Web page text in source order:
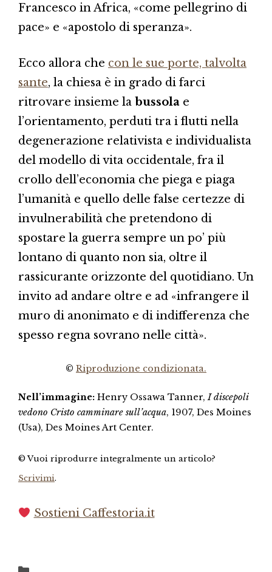
Francesco in Africa, «come pellegrino di
pace» e «apostolo di speranza».
Ecco allora che con le sue porte, talvolta
sante, la chiesa è in grado di farci
ritrovare insieme la bussola e
l’orientamento, perduti tra i flutti nella
degenerazione relativista e individualista
del modello di vita occidentale, fra il
crollo dell’economia che piega e piaga
l’umanità e quello delle false certezze di
invulnerabilità che pretendono di
spostare la guerra sempre un po’ più
lontano di quanto non sia, oltre il
rassicurante orizzonte del quotidiano. Un
invito ad andare oltre e ad «infrangere il
muro di anonimato e di indifferenza che
spesso regna sovrano nelle città».
© Riproduzione condizionata.
Nell’immagine: Henry Ossawa Tanner,I discepoli
vedono Cristo camminare sull’acqua, 1907, Des Moines
(Usa), Des Moines Art Center.
© Vuoi riprodurre integralmente un articolo?
Scrivimi.
Sostieni Caffestoria.it